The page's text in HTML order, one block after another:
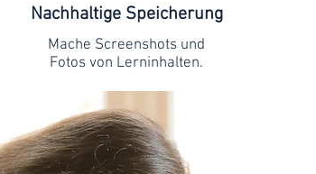
Nachhaltige Speicherung
Mache Screenshots und
Fotos von Lerninhalten.